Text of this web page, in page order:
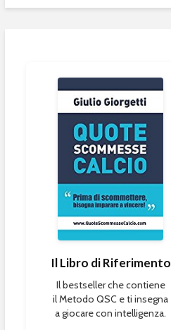
Il Libro di Riferimento
Il bestseller che contiene
il Metodo QSC e ti insegna
a giocare con intelligenza.